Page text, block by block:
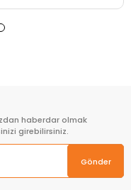
haberdar olmak
girebilirsiniz.
Gönder